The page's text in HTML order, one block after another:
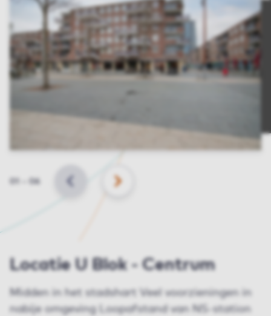
Slide
VORIGE VOLGENDE
Locatie U Blok - Centrum
Midden in het stadshart Veel voorzieningen in
nabije omgeving Loopafstand van NS-station